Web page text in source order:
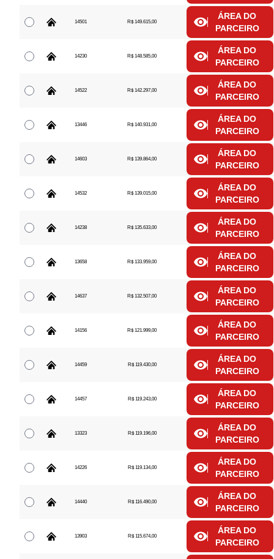
14501 R$ 149.615,00
ÁREA DO
PARCEIRO
14230 R$ 148.585,00
ÁREA DO
PARCEIRO
14522 R$ 142.297,00
ÁREA DO
PARCEIRO
13446 R$ 140.931,00
ÁREA DO
PARCEIRO
14603 R$ 139.864,00
ÁREA DO
PARCEIRO
14532 R$ 139.015,00
ÁREA DO
PARCEIRO
14238 R$ 135.633,00
ÁREA DO
PARCEIRO
13658 R$ 133.959,00
ÁREA DO
PARCEIRO
14637 R$ 132.507,00
ÁREA DO
PARCEIRO
14156 R$ 121.999,00
ÁREA DO
PARCEIRO
14459 R$ 119.430,00
ÁREA DO
PARCEIRO
14457 R$ 119.243,00
ÁREA DO
PARCEIRO
13323 R$ 119.196,00
ÁREA DO
PARCEIRO
14226 R$ 119.134,00
ÁREA DO
PARCEIRO
14440 R$ 116.490,00
ÁREA DO
PARCEIRO
13903 R$ 115.674,00
ÁREA DO
PARCEIRO